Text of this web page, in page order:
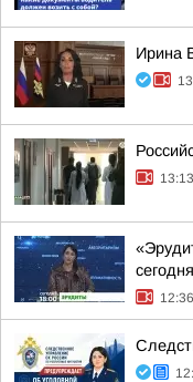
Ирина
13:13
12:36